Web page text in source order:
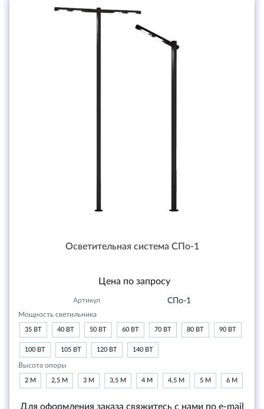
Осветительная система СПо-1
Цена по запросу
Артикул СПо-1
Мощность светильника
35 ВТ 40 ВТ 50 ВТ 60 ВТ 70 ВТ 80 ВТ 90 ВТ
100 ВТ 105 ВТ 120 ВТ 140 ВТ
Высота опоры
2 М 2,5 М 3 М 3,5 М 4 М 4,5 М 5 М 6 М
Для оформления заказа свяжитесь с нами по e-mail